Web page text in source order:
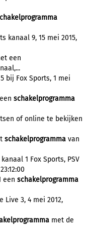
kanaal 9, 15 mei 2015,
een
bij Fox Sports, 1 mei
schakelprogramma
of online te bekijken
schakelprogramma van
1 Fox Sports, PSV
een schakelprogramma
Live 3, 4 mei 2012,
met de